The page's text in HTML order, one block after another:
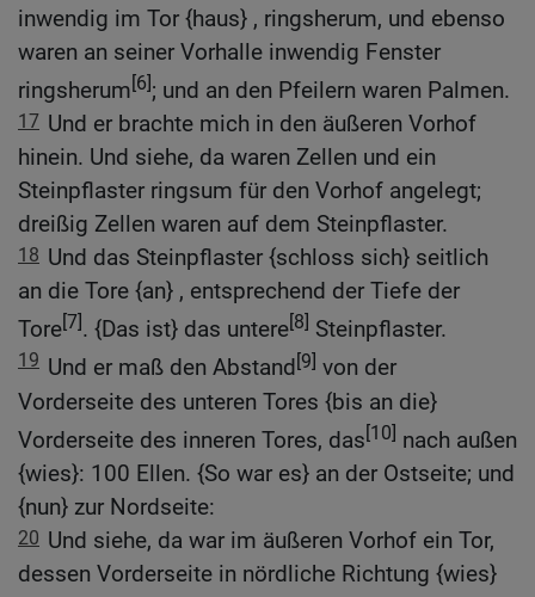
inwendig im Tor {haus} , ringsherum, und ebenso
waren an seiner Vorhalle inwendig Fenster
ringsherum[6]; und an den Pfeilern waren Palmen.
17 Und er brachte mich in den äußeren Vorhof
hinein. Und siehe, da waren Zellen und ein
Steinpflaster ringsum für den Vorhof angelegt;
dreißig Zellen waren auf dem Steinpflaster.
18 Und das Steinpflaster {schloss sich} seitlich
an die Tore {an} , entsprechend der Tiefe der
Tore[7]. {Das ist} das untere[8] Steinpflaster.
19 Und er maß den Abstand[9] von der
Vorderseite des unteren Tores {bis an die}
Vorderseite des inneren Tores, das[10] nach außen
{wies}: 100 Ellen. {So war es} an der Ostseite; und
{nun} zur Nordseite:
20 Und siehe, da war im äußeren Vorhof ein Tor,
dessen Vorderseite in nördliche Richtung {wies}